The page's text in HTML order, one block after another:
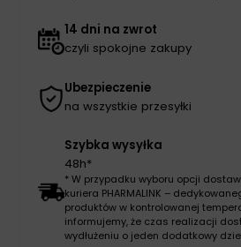
14 dni na zwrot
czyli spokojne zakupy
Ubezpieczenie
na wszystkie przesyłki
Szybka wysyłka
48h*
* W przypadku wyboru opcji
kuriera PHARMALINK –
produktów w kontrolowanej
informujemy, że czas realizacji
wydłużeniu o jeden dodatkowy